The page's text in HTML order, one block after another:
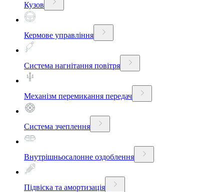
Кузов
Кермове управління
Система нагнітання повітря
Механізм перемикання передач
Система зчеплення
Внутрішньосалонне оздоблення
Підвіска та амортизація